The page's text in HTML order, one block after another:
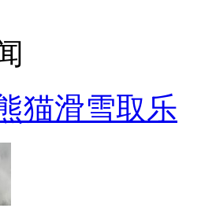
猫滑雪取乐